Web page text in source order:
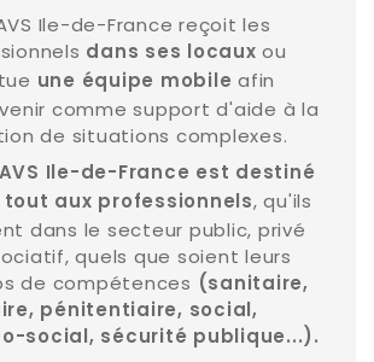
Ile-de-France reçoit les
dans ses locaux ou
une équipe mobile afin
comme support d'aide à la
de situations complexes.
Ile-de-France est destiné
aux professionnels, qu'ils
dans le secteur public, privé
quels que soient leurs
de compétences (sanitaire,
pénitentiaire, social,
social, sécurité publique...).